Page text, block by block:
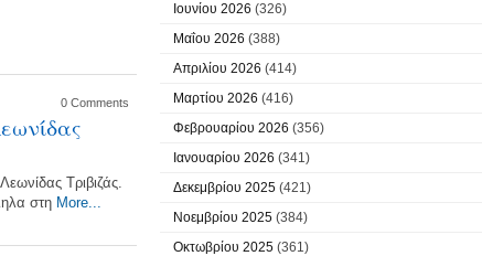
0 Comments
Τριβιζάς.
στη More...
Ιουνίου 2026 (326)
Μαΐου 2026 (388)
Απριλίου 2026 (414)
Μαρτίου 2026 (416)
Φεβρουαρίου 2026 (356)
Ιανουαρίου 2026 (341)
Δεκεμβρίου 2025 (421)
Νοεμβρίου 2025 (384)
Οκτωβρίου 2025 (361)